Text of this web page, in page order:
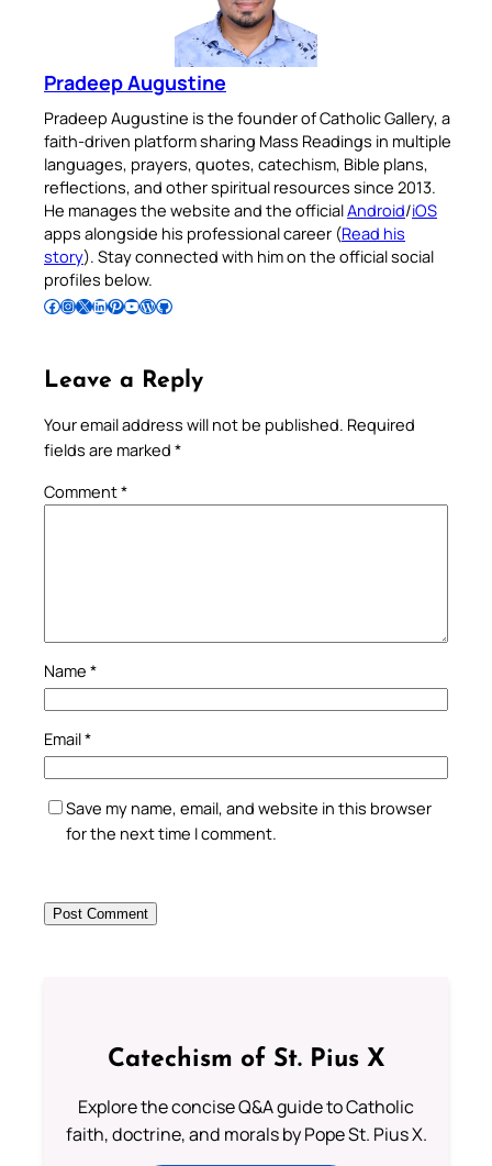
Pradeep Augustine
Pradeep Augustine is the founder of Catholic Gallery, a
faith-driven platform sharing Mass Readings in multiple
languages, prayers, quotes, catechism, Bible plans,
reflections, and other spiritual resources since 2013.
He manages the website and the officialAndroid/iOS
apps alongside his professional career (Read his
story). Stay connected with him on the official social
profiles below.
Follow Pradeep on Facebook Follow Pradeep on InstagramFollow Pradeep on X Follow Pradeep on LinkedIn Follow Pradeep on Pinterest Subscribe to Pradeep’s Youtube Channel Follow Pradeep on WordPress Follow Pradeep on GitHub
Leave a Reply
Your email address will not be published. Required
fields are marked *
Comment*
Name *
Email*
Save my name, email, and website in this browser
for the next time I comment.
Catechism of St. Pius X
Explore the concise Q&A guide to Catholic
faith, doctrine, and morals by Pope St. Pius X.